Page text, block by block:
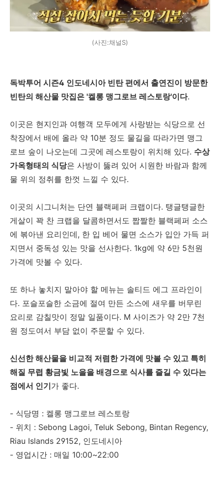
(사진:채널S)
독박투어 시즌4 인도네시아 빈탄 편에서 출연진이 방문한
빈탄의 해산물 맛집은 '켈롱 맹그로브 레스토랑'이다.
이곳은 현지인과 여행객 모두에게 사랑받는 식당으로 선
착장에서 배에 올라 약 10분 정도 물길을 따라가면 맹그
로브 숲이 나오는데 그곳에 레스토랑이 위치해 있다. 수상
가옥형태의 식당은 사방이 뚫려 있어 시원한 바람과 함께
물 위의 정취를 한껏 느낄 수 있다.
이곳의 시그니처는 단연 블랙페퍼 크랩이다. 탱글탱글한
게살이 꽉 찬 크랩을 달콤하면서도 짭짤한 블랙페퍼 소스
에 볶아낸 요리인데, 한 입 베어 물면 소스가 입안 가득 퍼
지면서 중독성 있는 맛을 선사한다. 1kg에 약 6만 5천원
가격에 맛볼 수 있다.
또 하나 놓치지 말아야 할 메뉴는 솔티드 에그 프라인이
다. 포슬포슬한 소금에 절여 만든 소스에 새우를 버무린
요리로 감칠맛이 정말 일품이다. M 사이즈가 약 2만 7천
원 정도여서 부담 없이 주문할 수 있다.
신선한 해산물을 비교적 저렴한 가격에 맛볼 수 있고 특히
해질 무렵 황금빛 노을을 배경으로 식사를 즐길 수 있다는
점에서 인기가 좋다.
- 식당명 : 켈롱 맹그로브 레스토랑
- 위치 : Sebong Lagoi, Teluk Sebong, Bintan Regency,
Riau Islands 29152, 인도네시아
- 영업시간 : 매일 10:00~22:00